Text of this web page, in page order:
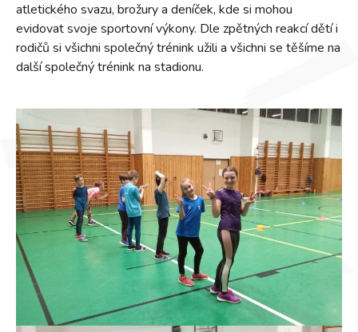
atletického svazu, brožury a deníček, kde si mohou
evidovat svoje sportovní výkony. Dle zpětných reakcí dětí i
rodičů si všichni společný trénink užili a všichni se těšíme na
další společný trénink na stadionu.